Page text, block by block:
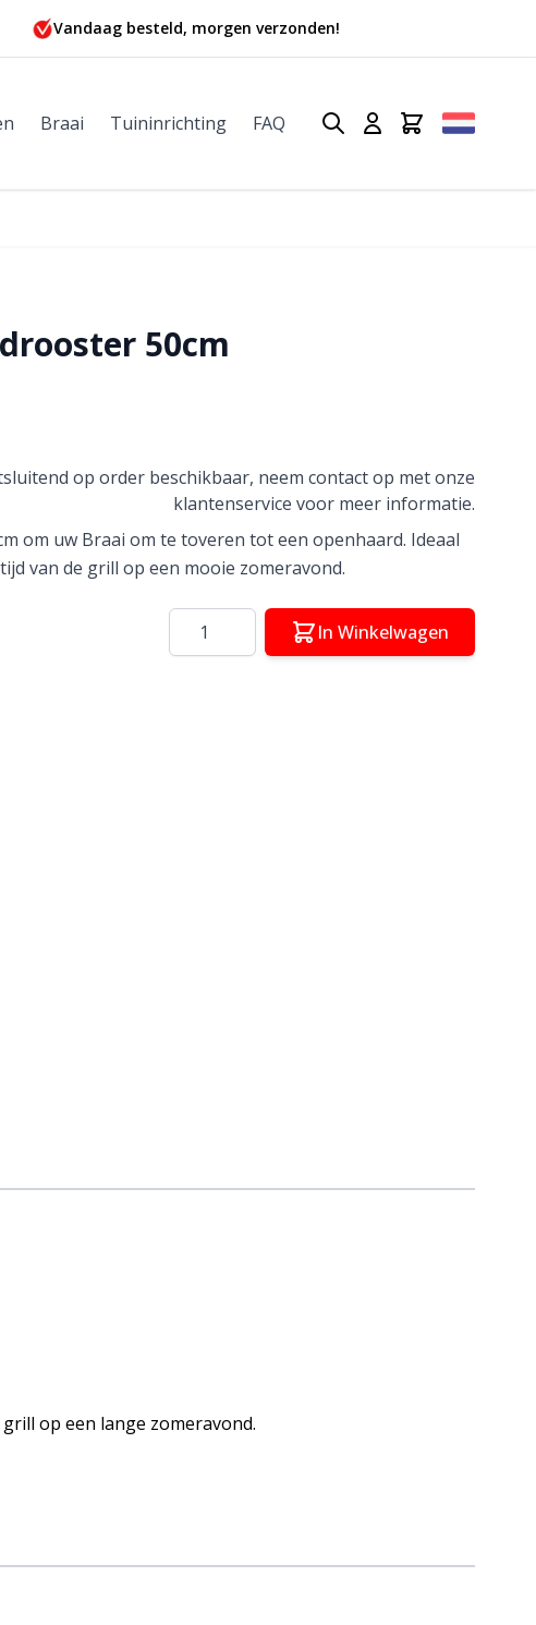
Vandaag besteld, morgen verzonden!
Braai Tuininrichting FAQ
50cm
op order beschikbaar, neem contact op met onze
klantenservice voor meer informatie.
om uw Braai om te toveren tot een openhaard. Ideaal
van de grill op een mooie zomeravond.
Aantal In Winkelwagen
op een lange zomeravond.